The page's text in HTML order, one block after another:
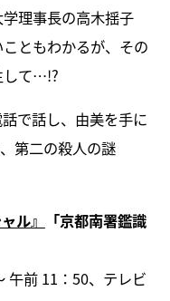
理事長の高木揺子
こともわかるが、その
して…!?
で話し、由美を手に
第二の殺人の謎
ル』
「京都南署鑑識
午前 11：50、テレビ